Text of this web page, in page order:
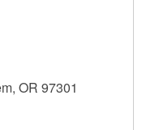
OR 97301